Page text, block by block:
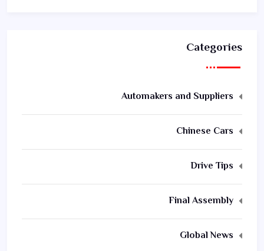
Categories
Automakers and Suppliers
Chinese Cars
Drive Tips
Final Assembly
Global News